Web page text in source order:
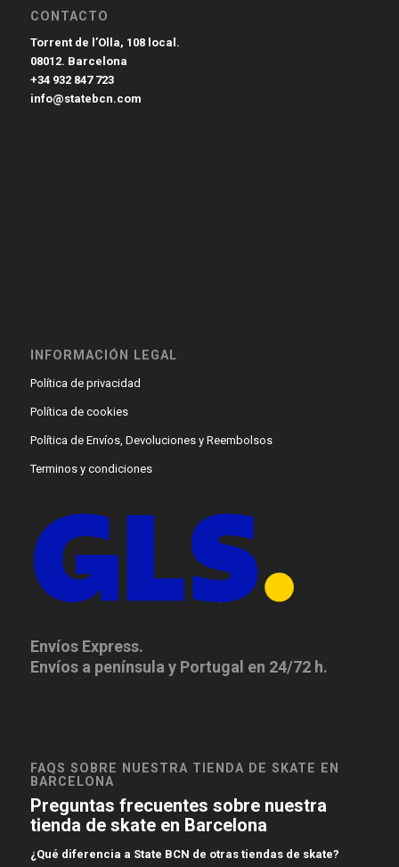
CONTACTO
Torrent de l’Olla, 108 local.
08012. Barcelona
+34 932 847 723
info@statebcn.com
INFORMACIÓN LEGAL
Política de privacidad
Política de cookies
Política de Envíos, Devoluciones y Reembolsos
Terminos y condiciones
Envíos Express.
Envíos a península y Portugal en 24/72 h.
FAQS SOBRE NUESTRA TIENDA DE SKATE EN
BARCELONA
Preguntas frecuentes sobre nuestra
tienda de skate en Barcelona
¿Qué diferencia a State BCN de otras tiendas de skate?